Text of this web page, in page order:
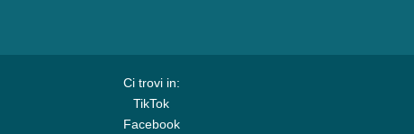
Ci trovi in:
TikTok
Facebook